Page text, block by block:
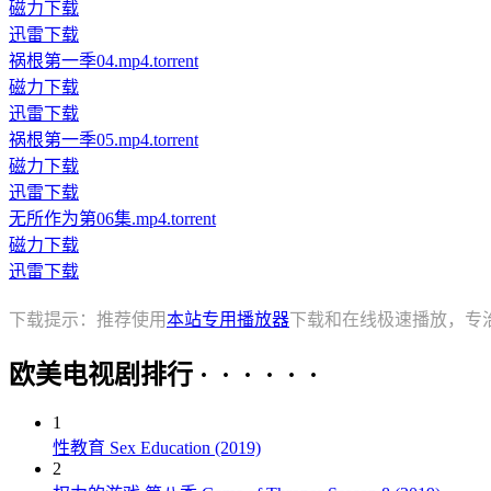
磁力下载
迅雷下载
祸根第一季04.mp4.torrent
磁力下载
迅雷下载
祸根第一季05.mp4.torrent
磁力下载
迅雷下载
无所作为第06集.mp4.torrent
磁力下载
迅雷下载
下载提示：推荐使用本站专用播放器下载和在线极速播放，专
欧美电视剧排行 · · · · · ·
1
性教育 Sex Education (2019)
2